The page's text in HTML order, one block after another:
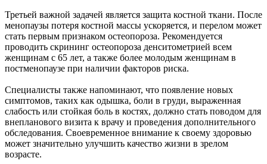
Третьей важной задачей является защита костной ткани. После
менопаузы потеря костной массы ускоряется, и перелом может
стать первым признаком остеопороза. Рекомендуется
проводить скрининг остеопороза денситометрией всем
женщинам с 65 лет, а также более молодым женщинам в
постменопаузе при наличии факторов риска.
Специалисты также напоминают, что появление новых
симптомов, таких как одышка, боли в груди, выраженная
слабость или стойкая боль в костях, должно стать поводом для
внепланового визита к врачу и проведения дополнительного
обследования. Своевременное внимание к своему здоровью
может значительно улучшить качество жизни в зрелом
возрасте.